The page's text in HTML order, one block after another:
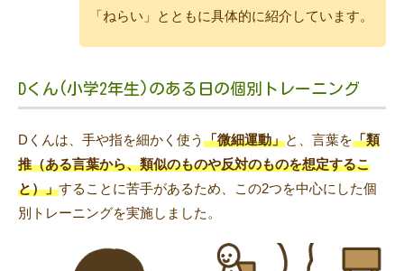
「ねらい」とともに具体的に紹介しています。
Dくん(小学2年生)のある日の個別トレーニング
Dくんは、手や指を細かく使う 「微細運動」と、言葉を「類
推（ある言葉から、類似のものや反対のものを想定するこ
と）」することに苦手があるため、この2つを中心にした個
別トレーニングを実施しました。